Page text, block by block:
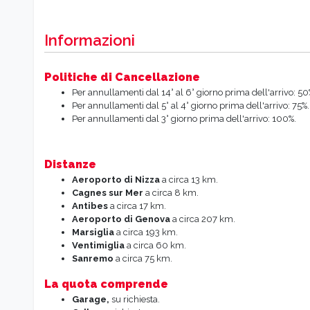
Informazioni
Politiche di Cancellazione
Per annullamenti dal 14° al 6° giorno prima dell'arrivo:
Per annullamenti dal 5° al 4° giorno prima dell'arrivo: 75%.
Per annullamenti dal 3° giorno prima dell'arrivo: 100%.
Distanze
Aeroporto di Nizzaa circa 13 km.
Cagnes sur Mer a circa 8 km.
Antibesa circa 17 km.
Aeroporto di Genovaa circa 207 km.
Marsigliaa circa 193 km.
Ventimigliaa circa 60 km.
Sanremo a circa 75 km.
La quota comprende
Garage, su richiesta.